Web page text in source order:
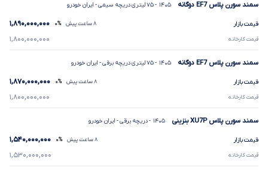
سمند سورن پلاسEF7 دوگانه ۱۴۰۵ - ۷۵ لیتری دریچه سیمی - ایران خودرو
قیمت بازار ۸ ساعت پیش ۰% ۱,۸۹۰,۰۰۰,۰۰۰
قیمت کارخانه ۱,۸۰۰,۰۰۰,۰۰۰
سمند سورن پلاسEF7 دوگانه ۱۴۰۵ - ۷۵ لیتری دریچه برقی - ایران خودرو
قیمت بازار ۸ ساعت پیش ۰% ۱,۸۷۰,۰۰۰,۰۰۰
قیمت کارخانه ۱,۸۰۰,۰۰۰,۰۰۰
سمند سورن پلاسXU7Pبنزینی ۱۴۰۵ - دریچه برقی- ایران خودرو
قیمت بازار ۸ ساعت پیش ۰% ۱,۵۴۰,۰۰۰,۰۰۰
قیمت کارخانه ۱,۵۳۰,۰۰۰,۰۰۰